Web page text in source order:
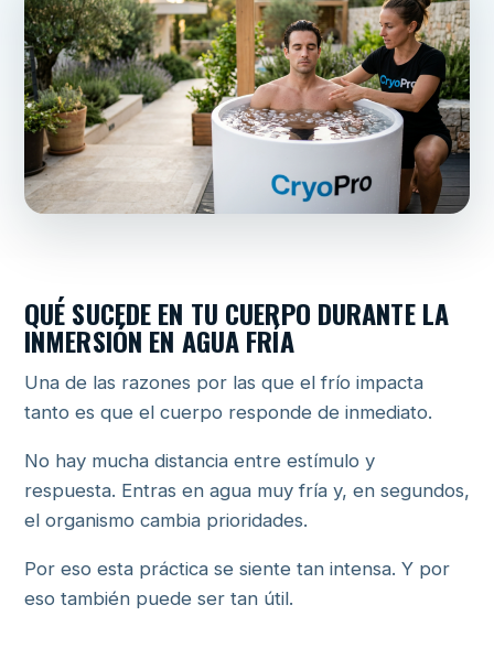
QUÉ SUCEDE EN TU CUERPO DURANTE LA
INMERSIÓN EN AGUA FRÍA
Una de las razones por las que el frío impacta
tanto es que el cuerpo responde de inmediato.
No hay mucha distancia entre estímulo y
respuesta. Entras en agua muy fría y, en segundos,
el organismo cambia prioridades.
Por eso esta práctica se siente tan intensa. Y por
eso también puede ser tan útil.